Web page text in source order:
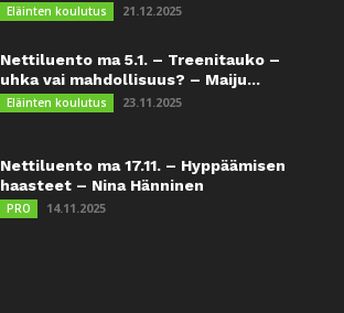
Eläinten koulutus 21.12.2025
Nettiluento ma 5.1. – Treenitauko –
uhka vai mahdollisuus? – Maiju...
Eläinten koulutus 23.11.2025
Nettiluento ma 17.11. – Hyppäämisen
haasteet – Nina Hänninen
PRO 14.11.2025